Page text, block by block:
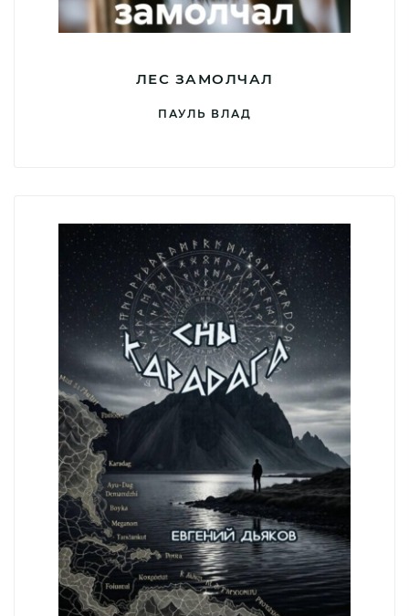
ЛЕС ЗАМОЛЧАЛ
ПАУЛЬ ВЛАД